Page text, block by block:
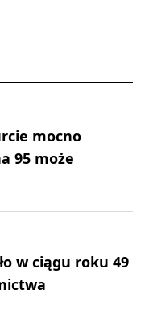
mocno
95 może
w ciągu roku 49